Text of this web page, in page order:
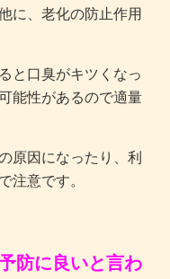
に、老化の防止作用
と口臭がキツくなっ
能性があるので適量
原因になったり、利
注意です。
防に良いと言わ